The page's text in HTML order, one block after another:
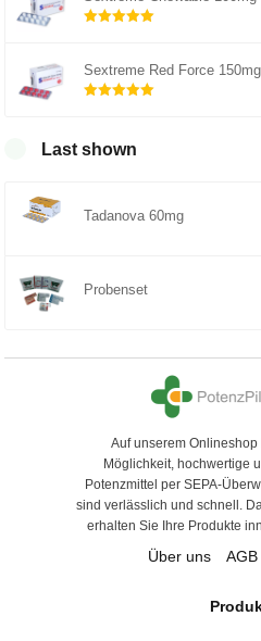
5
Sextreme Red Force 150mg
Last shown
Tadanova 60mg
Probenset
Auf unserem
Möglichkeit, hochwertige
Potenzmittel per SEPA-
sind verlässlich und schnell.
erhalten Sie Ihre Produkte
Über uns AGB